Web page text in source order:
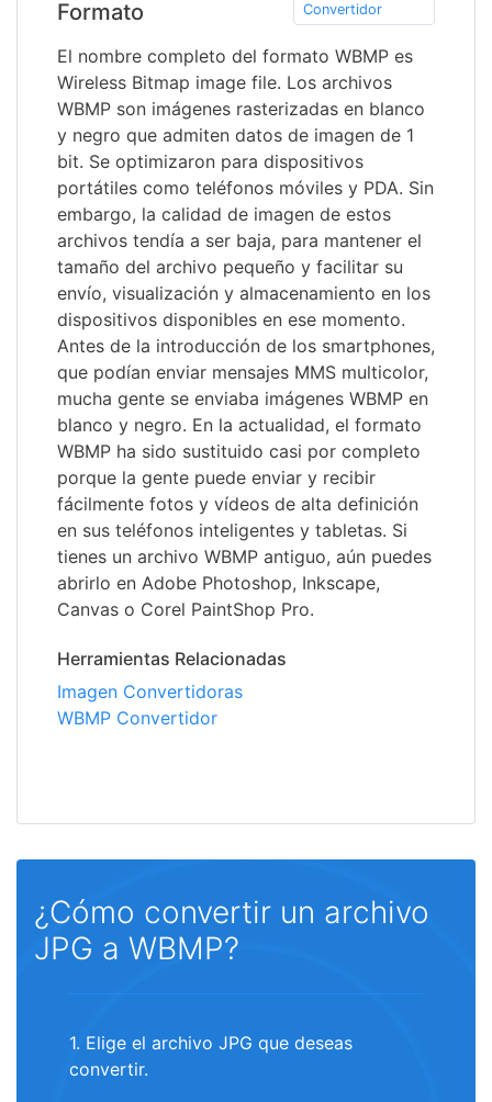
Formato Convertidor
El nombre completo del formato WBMP es
Wireless Bitmap image file. Los archivos
WBMP son imágenes rasterizadas en blanco
y negro que admiten datos de imagen de 1
bit. Se optimizaron para dispositivos
portátiles como teléfonos móviles y PDA. Sin
embargo, la calidad de imagen de estos
archivos tendía a ser baja, para mantener el
tamaño del archivo pequeño y facilitar su
envío, visualización y almacenamiento en los
dispositivos disponibles en ese momento.
Antes de la introducción de los smartphones,
que podían enviar mensajes MMS multicolor,
mucha gente se enviaba imágenes WBMP en
blanco y negro. En la actualidad, el formato
WBMP ha sido sustituido casi por completo
porque la gente puede enviar y recibir
fácilmente fotos y vídeos de alta definición
en sus teléfonos inteligentes y tabletas. Si
tienes un archivo WBMP antiguo, aún puedes
abrirlo en Adobe Photoshop, Inkscape,
Canvas o Corel PaintShop Pro.
Herramientas Relacionadas
Imagen Convertidoras
WBMP Convertidor
¿Cómo convertir un archivo
JPG a WBMP?
1. Elige el archivo JPG que deseas
convertir.